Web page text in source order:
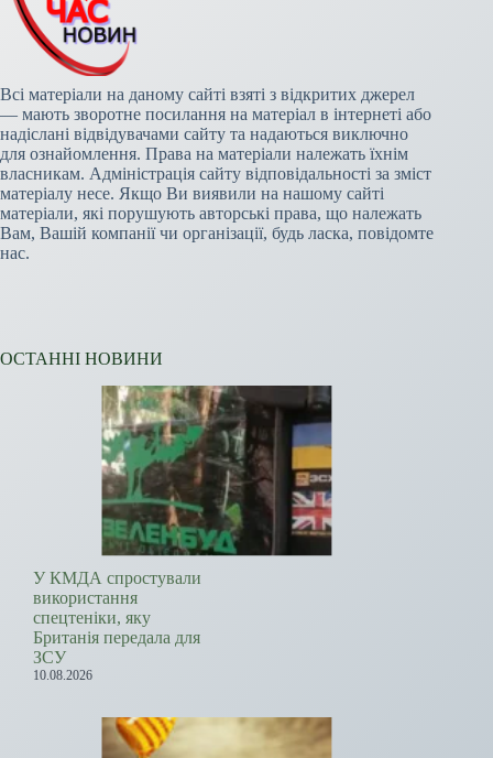
Всі матеріали на даному сайті взяті з відкритих джерел
— мають зворотне посилання на матеріал в інтернеті або
надіслані відвідувачами сайту та надаються виключно
для ознайомлення. Права на матеріали належать їхнім
власникам. Адміністрація сайту відповідальності за зміст
матеріалу несе. Якщо Ви виявили на нашому сайті
матеріали, які порушують авторські права, що належать
Вам, Вашій компанії чи організації, будь ласка, повідомте
нас.
ОСТАННІ НОВИНИ
У КМДА спростували
використання
спецтеніки, яку
Британія передала для
ЗСУ
10.08.2026